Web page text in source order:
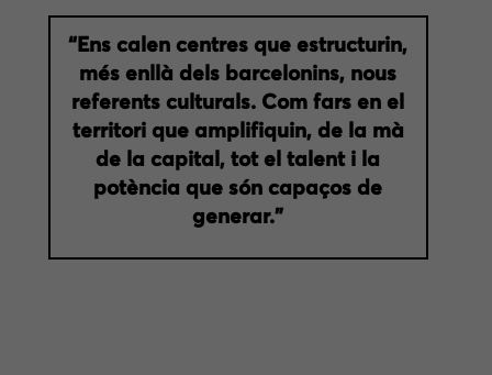
“Ens calen centres que estructurin,
més enllà dels barcelonins, nous
referents culturals. Com fars en el
territori que amplifiquin, de la mà
de la capital, tot el talent i la
potència que són capaços de
generar.”